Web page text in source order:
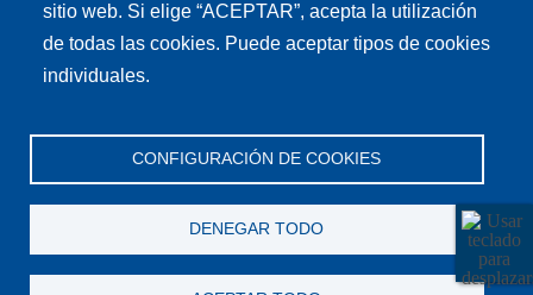
sitio web. Si elige “ACEPTAR”, acepta la utilización
de todas las cookies. Puede aceptar tipos de cookies
individuales.
CONFIGURACIÓN DE COOKIES
DENEGAR TODO
Síguenos en nuestras redes sociales